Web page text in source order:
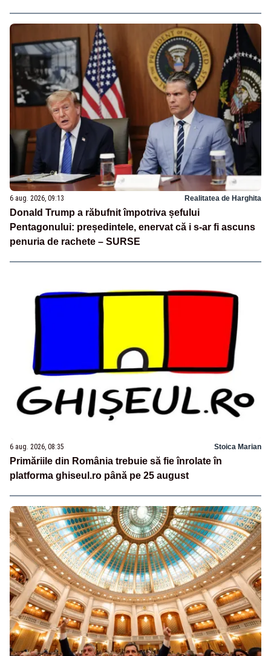
6 aug. 2026, 09:13 Realitatea de Harghita
Donald Trump a răbufnit împotriva șefului
Pentagonului: președintele, enervat că i s-ar fi ascuns
penuria de rachete – SURSE
6 aug. 2026, 08:35 Stoica Marian
Primăriile din România trebuie să fie înrolate în
platforma ghiseul.ro până pe 25 august